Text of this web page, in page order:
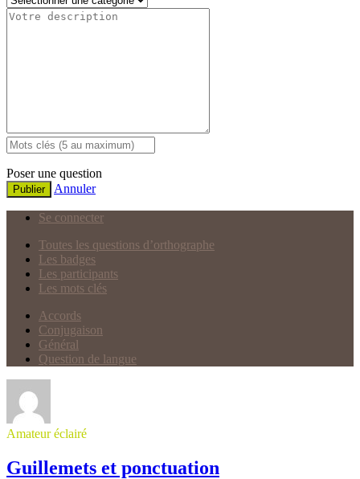
Poser une question
Publier Annuler
Se connecter
Toutes les questions d’orthographe
Les badges
Les participants
Les mots clés
Accords
Conjugaison
Général
Question de langue
Amateur éclairé
Guillemets et ponctuation